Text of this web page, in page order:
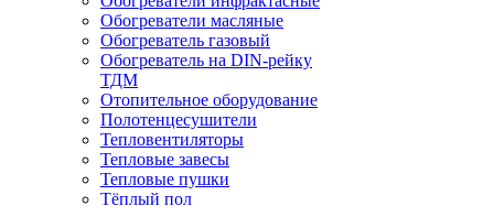
Обогреватели масляные
Обогреватель газовый
Обогреватель на DIN-рейку
ТДМ
Отопительное оборудование
Полотенцесушители
Тепловентиляторы
Тепловые завесы
Тепловые пушки
Тёплый пол